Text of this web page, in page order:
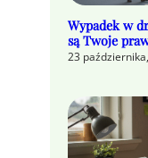
Wypadek w
są Twoje
23